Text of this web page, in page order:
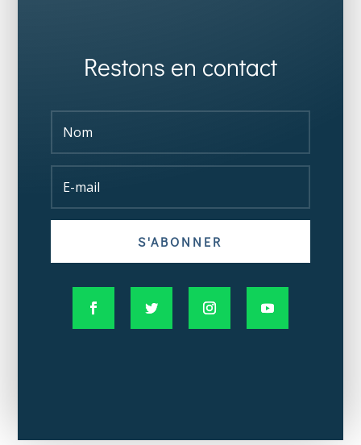
Restons en contact
S'ABONNER